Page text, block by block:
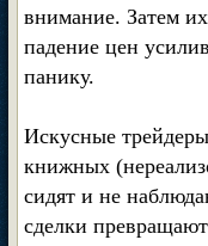
внимание. Затем
падение цен
панику.
Искусные
книжных
сидят и не
сделки